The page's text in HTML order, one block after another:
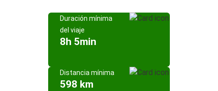
Duración mínima
del viaje
8h 5min
Distancia mínima
598 km